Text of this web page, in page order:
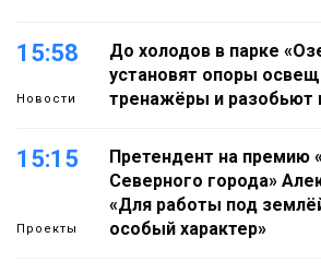
15:58
Новости
До холодов в парке
установят опоры
тренажёры и разобьют
15:15
Проекты
Претендент на премию
Северного города»
«Для работы под
особый характер»